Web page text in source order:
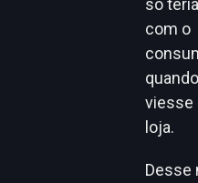
só
com o
viesse
loja.
Desse